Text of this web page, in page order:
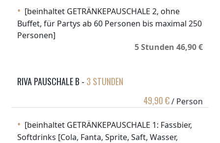
[beinhaltet GETRÄNKEPAUSCHALE 2, ohne
Buffet, für Partys ab 60 Personen bis maximal 250
Personen]
5 Stunden 46,90 €
RIVA PAUSCHALE B - 3 STUNDEN
49,90 €/ Person
[beinhaltet GETRÄNKEPAUSCHALE 1: Fassbier,
Softdrinks [Cola, Fanta, Sprite, Saft, Wasser,